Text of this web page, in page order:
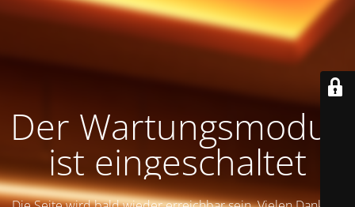
Der Wartungsmodus
ist eingeschaltet